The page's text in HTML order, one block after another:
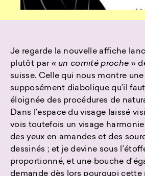
Je regarde la nouvelle affiche
plutôt par « un comité proche »
suisse. Celle qui nous montre
supposément diabolique qu’il
éloignée des procédures de
Dans l’espace du visage laissé
vois toutefois un visage
des yeux en amandes et des
dessinés ; et je devine sous
proportionné, et une bouche
demande dès lors pourquoi cette